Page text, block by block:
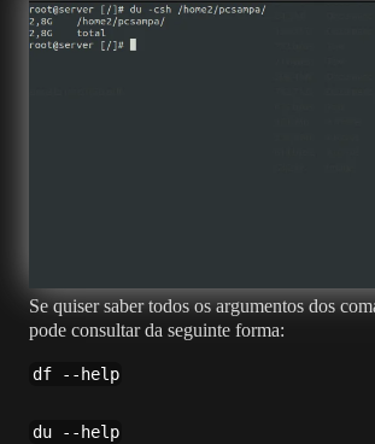
Se quiser saber todos os argumentos dos
pode consultar da seguinte forma:
df --help
du --help